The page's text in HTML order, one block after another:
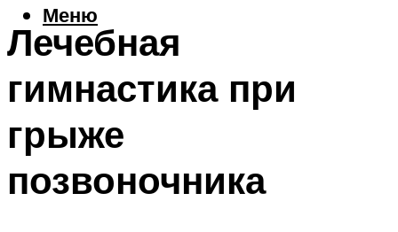
Меню
Лечебная
гимнастика при
грыже
позвоночника